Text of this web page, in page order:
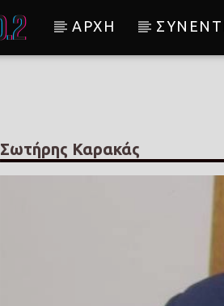
ΑΡΧΗ
Σωτήρης Καρακάς